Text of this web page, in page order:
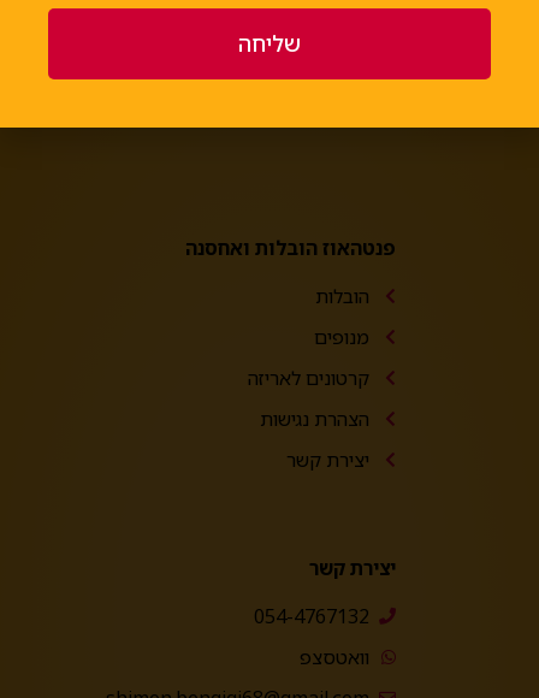
פנטהאוז הובלות ואחסנה
הובלות
מנופים
קרטונים לאריזה
הצהרת נגישות
יצירת קשר
יצירת קשר
054-4767132
וואטסצפ
שליחה